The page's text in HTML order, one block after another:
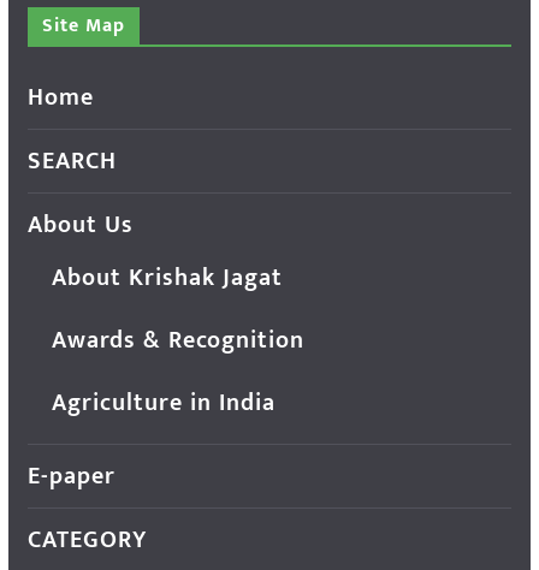
Site Map
Home
SEARCH
About Us
About Krishak Jagat
Awards & Recognition
Agriculture in India
E-paper
CATEGORY